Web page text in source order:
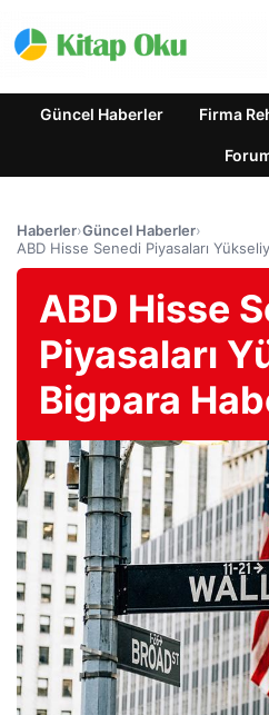
Güncel Haberler Firma
Haberler›Güncel Haberler›
ABD Hisse Senedi Piyasaları
ABD Hisse
Piyasaları
Bigpara